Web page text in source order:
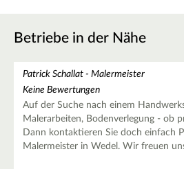
Betriebe in der Nähe
Patrick Schallat - Malermeister
Keine Bewertungen
Auf der Suche nach einem
Malerarbeiten, Bodenverlegung - ob
Dann kontaktieren Sie doch einfach
Malermeister in Wedel. Wir freuen